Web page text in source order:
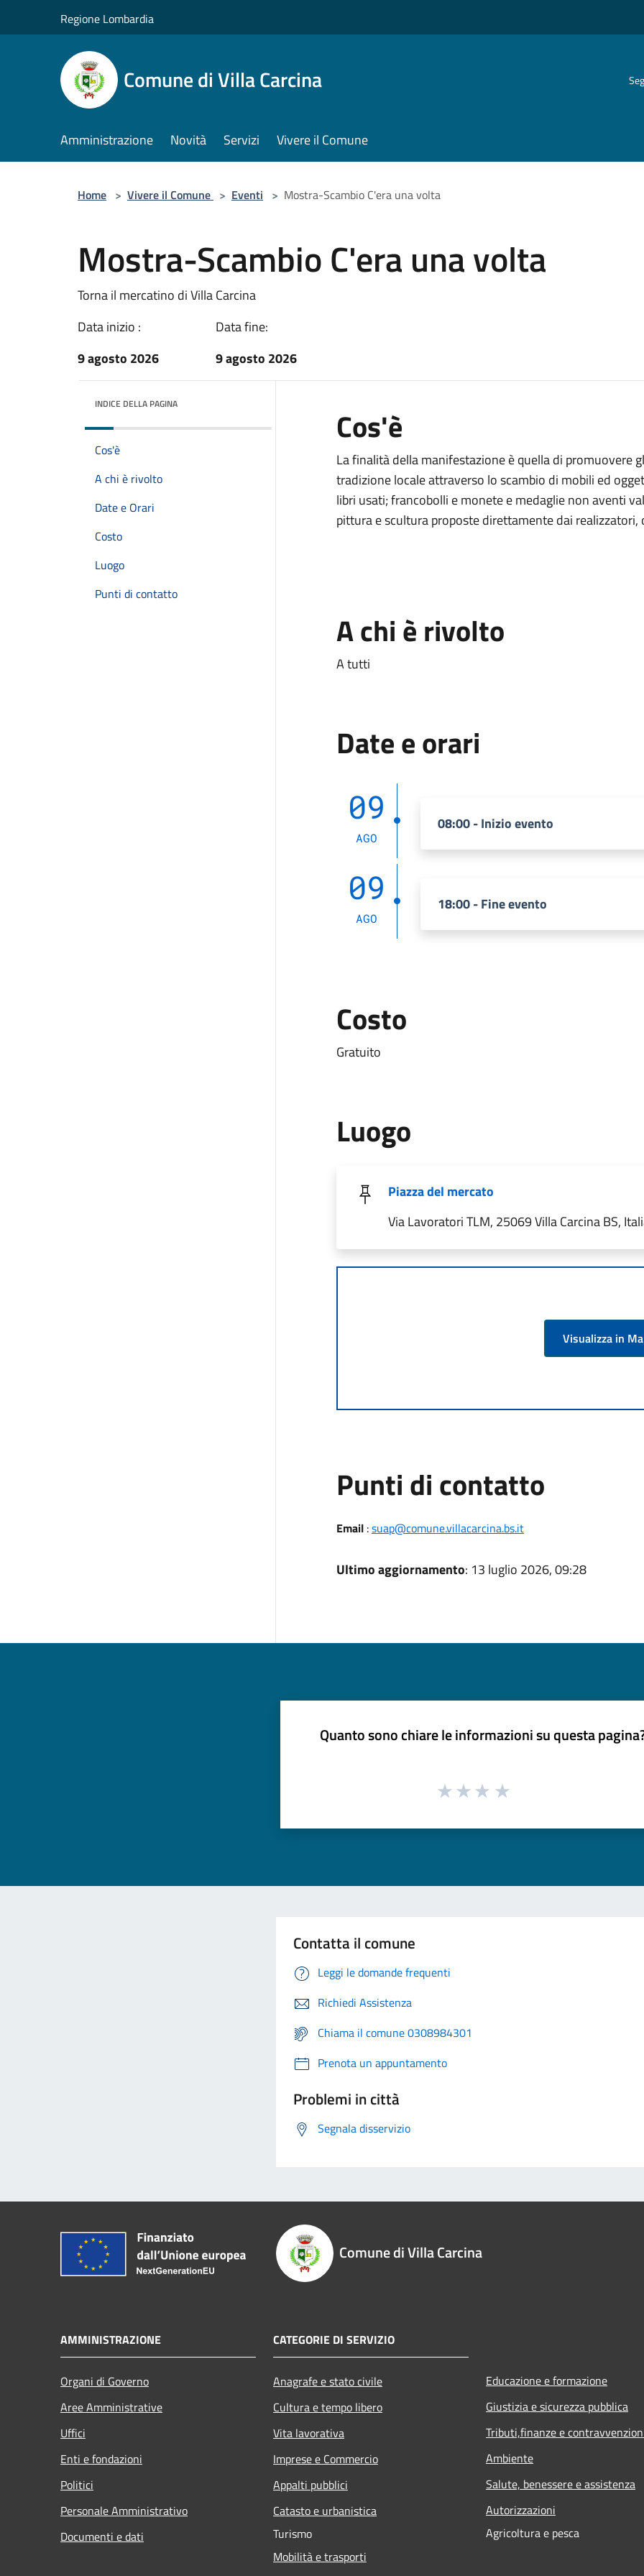
Regione Lombardia
Comune di Villa Carcina
Amministrazione Novità Servizi Vivere il Comune
Home > Vivere il Comune > Eventi > Mostra-Scambio C'era una volta
Mostra-Scambio C'era una volta
Torna il mercatino di Villa Carcina
Data inizio :
9 agosto 2026
Data fine:
9 agosto 2026
INDICE DELLA PAGINA
Cos'è
A chi è rivolto
Date e Orari
Costo
Luogo
Punti di contatto
Cos'è
La finalità della manifestazione è quella di promuovere
tradizione locale attraverso lo scambio di mobili ed
libri usati; francobolli e monete e medaglie non aventi
pittura e scultura proposte direttamente dai
A chi è rivolto
A tutti
Date e orari
09
AGO
08:00 - Inizio evento
09
AGO
18:00 - Fine evento
Costo
Gratuito
Luogo
Piazza del mercato
Via Lavoratori TLM, 25069 Villa Carcina BS,
Visualizza in
Punti di contatto
Email:suap@comune.villacarcina.bs.it
Ultimo aggiornamento: 13 luglio 2026, 09:28
Quanto sono chiare le informazioni su questa
Contatta il comune
Leggi le domande frequenti
Richiedi Assistenza
Chiama il comune 0308984301
Prenota un appuntamento
Problemi in città
Segnala disservizio
Comune di Villa Carcina
AMMINISTRAZIONE
Organi di Governo
Aree Amministrative
Uffici
Enti e fondazioni
Politici
Personale Amministrativo
Documenti e dati
CATEGORIE DI SERVIZIO
Anagrafe e stato civile
Cultura e tempo libero
Vita lavorativa
Imprese e Commercio
Appalti pubblici
Catasto e urbanistica
Turismo
Mobilità e trasporti
Educazione e formazione
Giustizia e sicurezza pubblica
Tributi,finanze e
Ambiente
Salute, benessere e assistenza
Autorizzazioni
Agricoltura e pesca